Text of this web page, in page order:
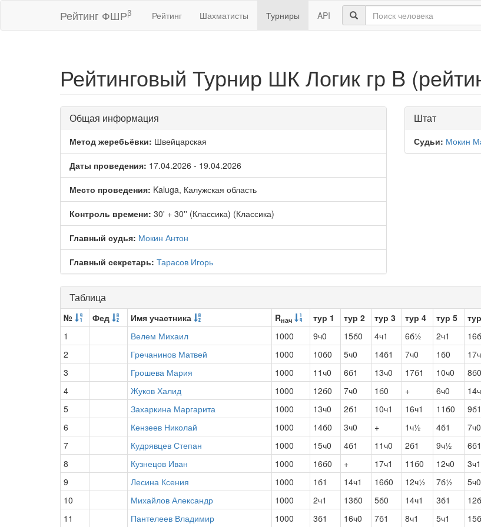
Рейтинг ФШРβ Рейтинг Шахматисты Турниры API
Рейтинговый Турнир ШК Логик гр B
Общая информация
Метод жеребьёвки: Швейцарская
Даты проведения: 17.04.2026 - 19.04.2026
Место проведения: Kaluga, Калужская область
Контроль времени: 30' + 30'' (Классика) (Классика)
Главный судья: Мокин Антон
Главный секретарь: Тарасов Игорь
Штат
Судьи: Мокин
Таблица
№ Фед Имя участника Rнач тур 1 тур 2 тур 3 тур 4 тур 5
1
Велем Михаил 1000 9ч0 15б0 4ч1 6б½ 2ч1
2
Гречанинов Матвей 1000 10б0 5ч0 14б1 7ч0 1б0
3
Грошева Мария 1000 11ч0 6б1 13ч0 17б1 10ч0 8б0
4
Жуков Халид 1000 12б0 7ч0 1б0 + 6ч0
5
Захаркина Маргарита 1000 13ч0 2б1 10ч1 16ч1 11б0 9б1
6
Кензеев Николай 1000 14б0 3ч0 + 1ч½ 4б1 7ч0
7
Кудрявцев Степан 1000 15ч0 4б1 11ч0 2б1 9ч½ 6б1
8
Кузнецов Иван 1000 16б0 + 17ч1 11б0 12ч0 3ч1
9
Лесина Ксения 1000 1б1 14ч1 16б0 12ч½ 7б½ 5ч0
10
Михайлов Александр 1000 2ч1 13б0 5б0 14ч1 3б1
11
Пантелеев Владимир 1000 3б1 16ч0 7б1 8ч1 5ч1